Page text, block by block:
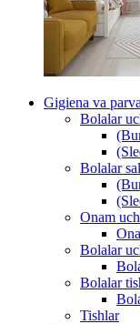
Gigiena va
Bolalar
Bolalar
Onam
Bolalar
Bolalar
Tishlar